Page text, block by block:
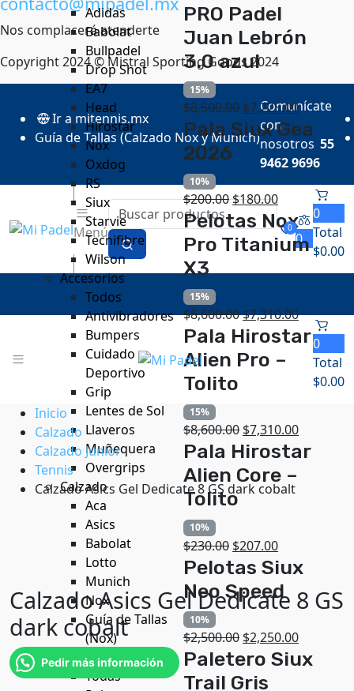
Nos complacerá atenderte
Copyright 2024 © Mistral Sporting Goods 2024
Ir a mitennis.mx
Guía de Tallas (Calzado Nox y Munich)
Comunícate
con
nosotros 55
9462 9696
Menú 0
0
0
Total
$0.00
Adidas
Babolat
Bullpadel
Drop Shot
EA7
Head
Hirostar
Nox
Oxdog
RS
Siux
Starvie
Tecnifibre
Wilson
Accesorios
Todos
Antivibradores
Bumpers
Cuidado
Deportivo
Grip
Lentes de Sol
Llaveros
Muñequera
Overgrips
Calzado
Aca
Asics
Babolat
Lotto
Munich
Nox
Guía de Tallas
(Nox)
Bolsas Deportivas
Todas
PRO Padel
Juan Lebrón
3.0 azul
15%
$8,500.00 $7,225.00
Pala Siux Gea
2026
10%
$200.00$180.00
Pelotas Nox
Pro Titanium
X3
15%
$8,600.00$7,310.00
Pala Hirostar
Alien Pro –
Tolito
15%
$8,600.00 $7,310.00
Pala Hirostar
Alien Core –
Tolito
10%
$230.00 $207.00
Pelotas Siux
Neo Speed
10%
$2,500.00 $2,250.00
Paletero Siux
Trail Gris
0
Total
$0.00
Inicio
Calzado
Calzado Junior
Tennis
Calzado Asics Gel Dedicate 8 GS dark cobalt
Calzado Asics Gel Dedicate 8 GS
dark cobalt
Pedir más información